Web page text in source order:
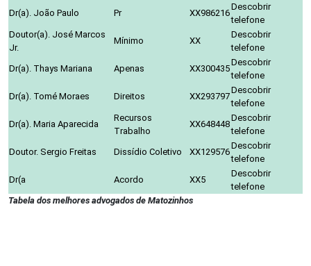
Dr(a). João Paulo
Pr XX986216
Descobrir
telefone
Doutor(a). José Marcos
Jr.
Mínimo XX
Descobrir
telefone
Dr(a). Thays Mariana
Apenas XX300435
Descobrir
telefone
Dr(a). Tomé Moraes
Direitos XX293797
Descobrir
telefone
Dr(a). Maria Aparecida
Recursos
Trabalho
XX648448
Descobrir
telefone
Doutor. Sergio Freitas
Dissídio Coletivo XX129576
Descobrir
telefone
Dr(a
Acordo XX5
Descobrir
telefone
Tabela dos melhores advogados de Matozinhos